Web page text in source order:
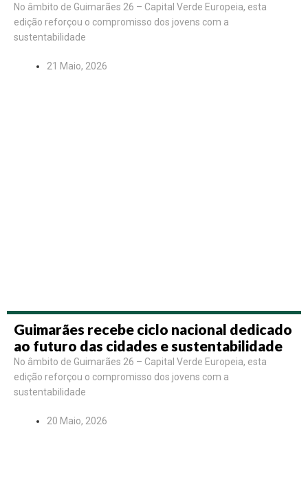
No âmbito de Guimarães 26 – Capital Verde Europeia, esta
edição reforçou o compromisso dos jovens com a
sustentabilidade
21 Maio, 2026
Guimarães recebe ciclo nacional dedicado
ao futuro das cidades e sustentabilidade
No âmbito de Guimarães 26 – Capital Verde Europeia, esta
edição reforçou o compromisso dos jovens com a
sustentabilidade
20 Maio, 2026